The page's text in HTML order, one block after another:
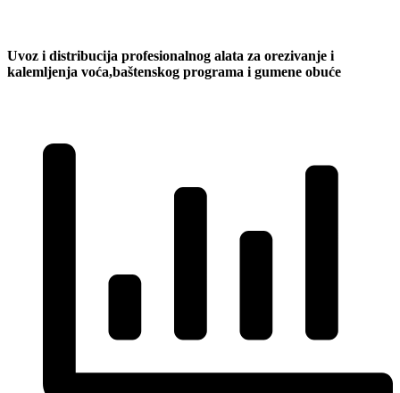
Uvoz i distribucija profesionalnog alata za orezivanje i
kalemljenja voća,baštenskog programa i gumene obuće